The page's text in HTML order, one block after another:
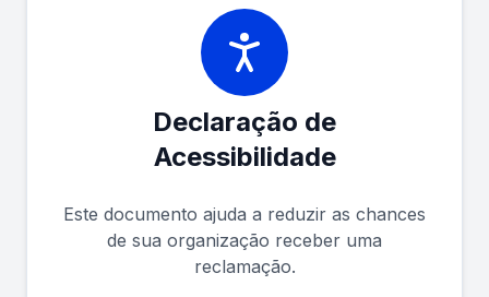
Declaração de
Acessibilidade
Este documento ajuda a reduzir as chances
de sua organização receber uma
reclamação.